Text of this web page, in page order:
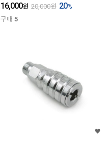
16,000원 20,000원 20%
구매 5